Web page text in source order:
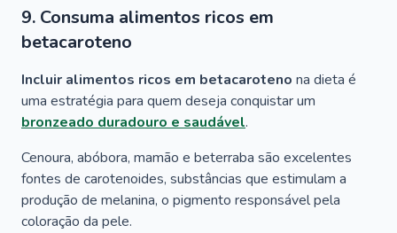
9. Consuma alimentos ricos em
betacaroteno
Incluir alimentos ricos em betacaroteno na dieta é
uma estratégia para quem deseja conquistar um
bronzeado duradouro e saudável.
Cenoura, abóbora, mamão e beterraba são excelentes
fontes de carotenoides, substâncias que estimulam a
produção de melanina, o pigmento responsável pela
coloração da pele.